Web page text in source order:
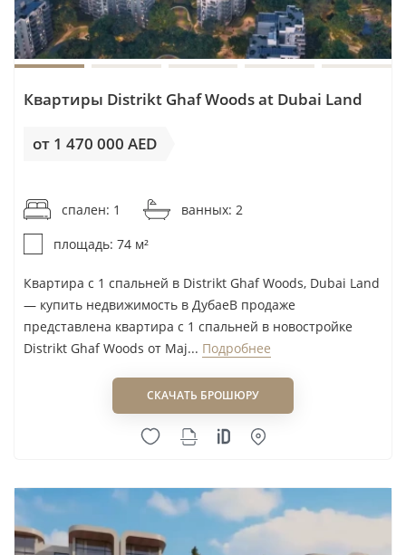
Квартиры Distrikt Ghaf Woods at Dubai Land
от 1 470 000 AED
спален: 1
ванных: 2
площадь: 74 м²
Квартира с 1 спальней в Distrikt Ghaf Woods, Dubai Land
— купить недвижимость в ДубаеВ продаже
представлена квартира с 1 спальней в новостройке
Distrikt Ghaf Woods от Maj... Подробнее
СКАЧАТЬ БРОШЮРУ